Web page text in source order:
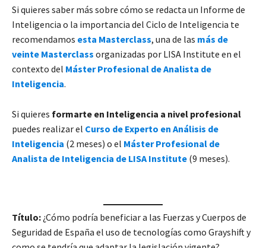
Si quieres saber más sobre cómo se redacta un Informe de
Inteligencia o la importancia del Ciclo de Inteligencia te
recomendamos esta Masterclass, una de las más de
veinte Masterclass organizadas por LISA Institute en el
contexto del Máster Profesional de Analista de
Inteligencia.
Si quieres formarte en Inteligencia a nivel profesional
puedes realizar el Curso de Experto en Análisis de
Inteligencia (2 meses) o el Máster Profesional de
Analista de Inteligencia de LISA Institute (9 meses).
Título: ¿Cómo podría beneficiar a las Fuerzas y Cuerpos de
Seguridad de España el uso de tecnologías como Grayshift y